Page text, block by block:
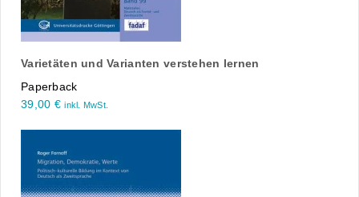
Varietäten und Varianten verstehen lernen
Paperback
39,00 € inkl. MwSt.